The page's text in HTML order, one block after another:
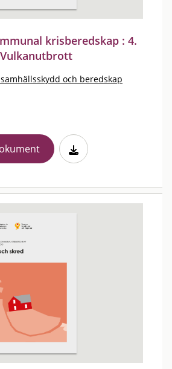
krisberedskap : 4.
och beredskap